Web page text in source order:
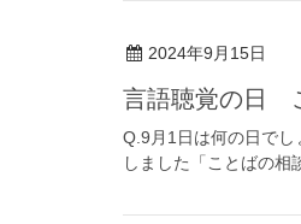
2024年9月15日
言語聴覚の日
Q.9月1日は何の日でし
しました「ことばの